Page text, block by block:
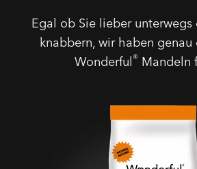
Egal ob Sie lieber unterwegs
knabbern, wir haben
Wonderful® Mandeln